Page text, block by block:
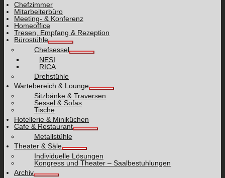
Chefzimmer
Mitarbeiterbüro
Meeting- & Konferenz
Homeoffice
Tresen, Empfang & Rezeption
Bürostühle
Chefsessel
NESI
RICA
Drehstühle
Wartebereich & Lounge
Sitzbänke & Traversen
Sessel & Sofas
Tische
Hotellerie & Miniküchen
Cafe & Restaurant
Metallstühle
Theater & Säle
Individuelle Lösungen
Kongress und Theater – Saalbestuhlungen
Archiv